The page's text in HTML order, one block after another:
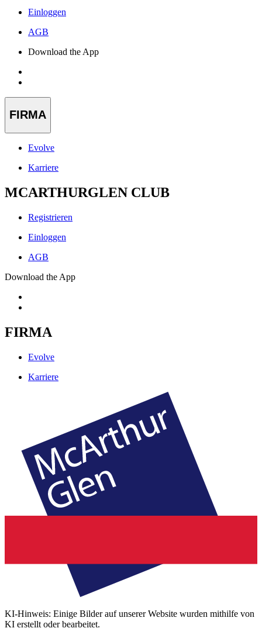
Einloggen
AGB
Download the App
FIRMA
Evolve
Karriere
MCARTHURGLEN CLUB
Registrieren
Einloggen
AGB
Download the App
FIRMA
Evolve
Karriere
KI-Hinweis: Einige Bilder auf unserer Website wurden mithilfe von
KI erstellt oder bearbeitet.